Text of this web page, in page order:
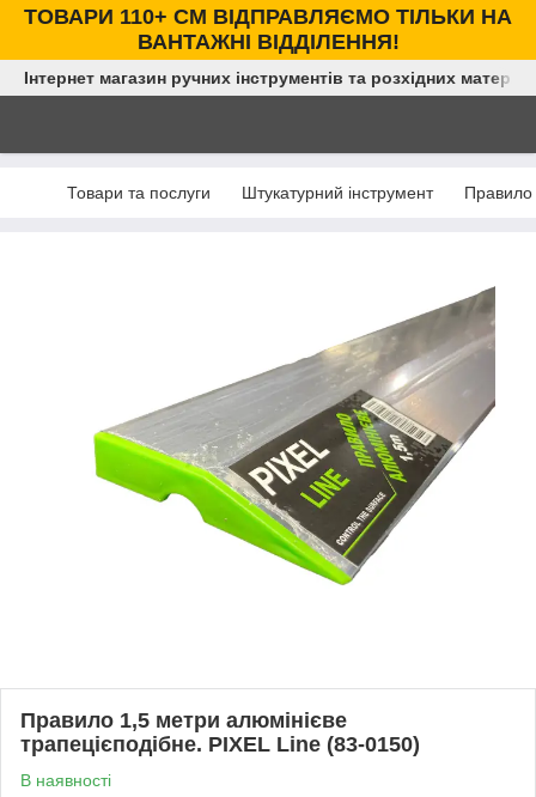
ТОВАРИ 110+ СМ ВІДПРАВЛЯЄМО ТІЛЬКИ НА
ВАНТАЖНІ ВІДДІЛЕННЯ!
Інтернет магазин ручних інструментів та розхідних
Товари та послуги Штукатурний інструмент Правило
Правило 1,5 метри алюмінієве
трапецієподібне. PIXEL Line (83-0150)
В наявності